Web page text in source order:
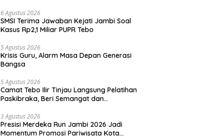
6 Agustus 2026
SMSI Terima Jawaban Kejati Jambi Soal
Kasus Rp2,1 Miliar PUPR Tebo
5 Agustus 2026
Krisis Guru, Alarm Masa Depan Generasi
Bangsa
5 Agustus 2026
Camat Tebo Ilir Tinjau Langsung Pelatihan
Paskibraka, Beri Semangat dan
3 Agustus 2026
Presisi Merdeka Run Jambi 2026 Jadi
Momentum Promosi Pariwisata Kota